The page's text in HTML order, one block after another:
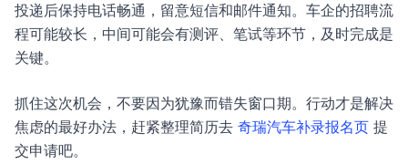
投递后保持电话畅通，留意短信和邮件通知。车企的招聘流
程可能较长，中间可能会有测评、笔试等环节，及时完成是
关键。
抓住这次机会，不要因为犹豫而错失窗口期。行动才是解决
焦虑的最好办法，赶紧整理简历去 奇瑞汽车补录报名页 提
交申请吧。